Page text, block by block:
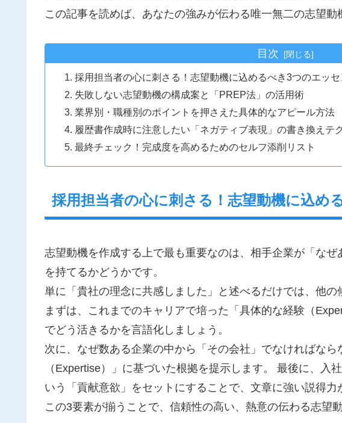
この記事を読めば、あなたの強みが伝わる唯一無二の志望動
目次
採用担当者の心に刺さる！志望動機に込めるべき3つのエッセ
失敗しない志望動機の構成案と「PREP法」の活用術
業界別・職種別のポイントを押さえた具体的なアピール方法
履歴書作成時に注意したい「ネガティブ表現」の書き換えテ
最終チェック！完成度を高めるためのセルフ添削リスト
採用担当者の心に刺さる！志望動機に込め
志望動機を作成する上で最も重要なのは、相手企業が「な
を持てるかどうかです。
単に「貴社の理念に共感しました」と述べるだけでは、他の
まずは、これまでのキャリアで培った「具体的な経験（
でどう活きるかを言語化しましょう。
次に、なぜ数ある企業の中から「その会社」でなければなら
（Expertise）」に基づいた根拠を提示します。 最後に、入
いう「貢献意欲」をセットにすることで、文章に強い説得力
この3要素が揃うことで、信頼性の高い、熱意の伝わる志望